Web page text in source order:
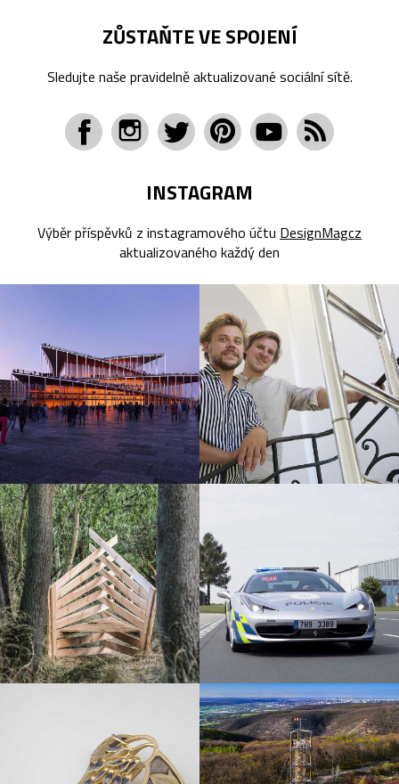
ZŮSTAŇTE VE SPOJENÍ
Sledujte naše pravidelně aktualizované sociální sítě.
INSTAGRAM
Výběr příspěvků z instagramového účtu DesignMagcz
aktualizovaného každý den